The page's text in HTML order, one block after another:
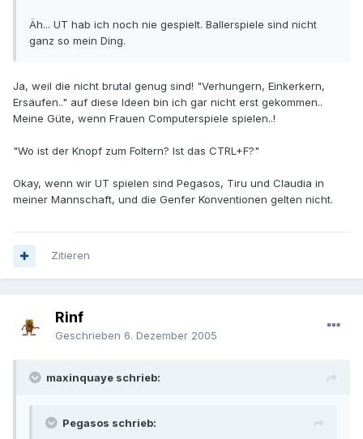
Äh... UT hab ich noch nie gespielt. Ballerspiele sind nicht
ganz so mein Ding.
Ja, weil die nicht brutal genug sind! "Verhungern, Einkerkern,
Ersäufen.." auf diese Ideen bin ich gar nicht erst gekommen..
Meine Güte, wenn Frauen Computerspiele spielen..!
"Wo ist der Knopf zum Foltern? Ist das CTRL+F?"
Okay, wenn wir UT spielen sind Pegasos, Tiru und Claudia in
meiner Mannschaft, und die Genfer Konventionen gelten nicht.
Zitieren
Rinf
Geschrieben 6. Dezember 2005
maxinquaye schrieb:
Pegasos schrieb: